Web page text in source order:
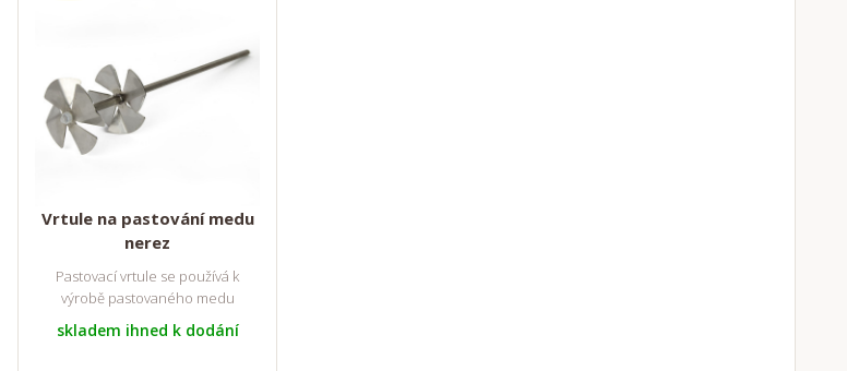
Vrtule na pastování medu
nerez
Pastovací vrtule se používá k
výrobě pastovaného medu
skladem ihned k dodání